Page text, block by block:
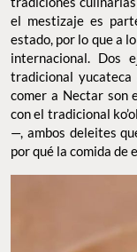
el mestizaje es
estado, por lo que a
internacional. Dos
tradicional
comer a Nectar son
con el tradicional
—, ambos deleites
por qué la comida de